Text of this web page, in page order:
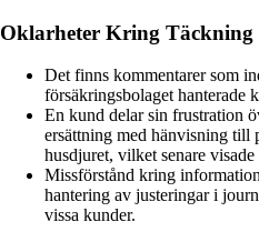
Oklarheter Kring
Det finns kommentarer som
försäkringsbolaget hanterade
En kund delar sin frustration
ersättning med hänvisning till
husdjuret, vilket senare
Missförstånd kring
hantering av justeringar i
vissa kunder.